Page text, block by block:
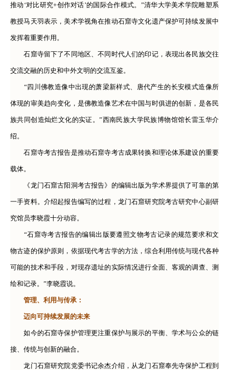
推动‘对比研究+创作对话’的国际合作模式。”清华大学美术学院雕塑系
教授马天羽表示，美术学视角在推动石窟寺文化遗产保护可持续发展中
发挥着重要作用。
石窟寺留下了不同地区、不同时代人们的印记，表现出各民族交往
交流交融的历史和中外文明的交流互鉴。
“四川佛教造像中出现的萧梁新样式、唐代产生的长安模式造像所
体现的审美趋向变化，是佛教造像艺术在中国与时俱进的创新，是各民
族共同创造灿烂文化的实证。”西南民族大学民族博物馆馆长雷玉华介
绍。
石窟寺考古报告是推动石窟寺考古成果转换和理论体系建设的重要
载体。
《龙门石窟古阳洞考古报告》的编辑出版为学术界提供了可靠的第
一手资料。介绍起报告编写的过程，龙门石窟研究院考古研究中心副研
究馆员李晓霞十分动容。
“石窟寺考古报告的编辑出版要遵照文物考古记录的规范要求和文
物古迹的保护原则，依据现代考古学的方法，综合利用传统与现代各种
可能的技术和手段，对现存遗址的实际情况进行全面、客观的调查、测
绘和记录。”李晓霞说。
管理、利用与传承：
迈向可持续发展的未来
如今的石窟寺保护管理更注重保护与展示的平衡、学术与公众的链
接、传统与创新的融合。
龙门石窟研究院党委书记余杰介绍，从龙门石窟奉先寺保护工程到